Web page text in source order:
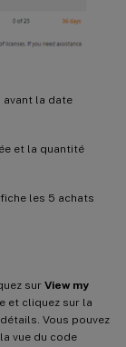
avant la date
et la quantité
les 5 achats
sur View my
et cliquez sur la
Vous pouvez
vue du code